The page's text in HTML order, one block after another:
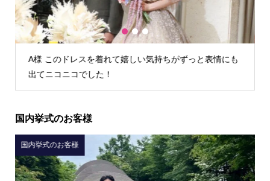
K様 TIG dressさんでウェディングドレスを借りて本当
によかったです！
1 2 3
国内挙式のお客様
国内挙式のお客様